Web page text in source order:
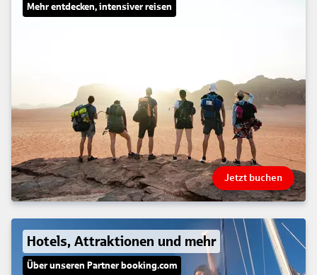
Mehr entdecken, intensiver reisen
Jetzt buchen
Hotels, Attraktionen und mehr
Über unseren Partner booking.com